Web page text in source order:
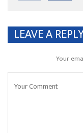
LEAVE A
Your